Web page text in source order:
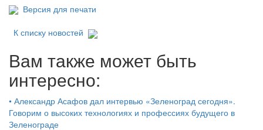
Версия для печати
К списку новостей
Вам также может быть
интересно:
• Александр Асафов дал интервью «Зеленоград сегодня».
Говорим о высоких технологиях и профессиях будущего в
Зеленограде